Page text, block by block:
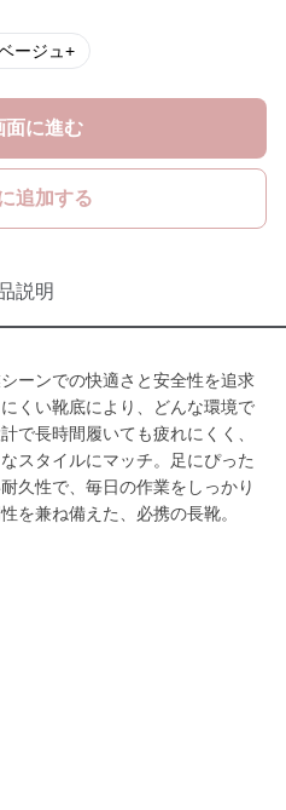
ージュ+
面に進む
追加する
説明
ーンでの快適さと安全性を追求
くい靴底により、どんな環境で
で長時間履いても疲れにくく、
スタイルにマッチ。足にぴった
久性で、毎日の作業をしっかり
を兼ね備えた、必携の長靴。